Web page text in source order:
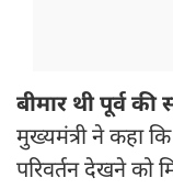
बीमार थी पूर्व
मुख्यमंत्री ने कहा
परिवर्तन देखने को